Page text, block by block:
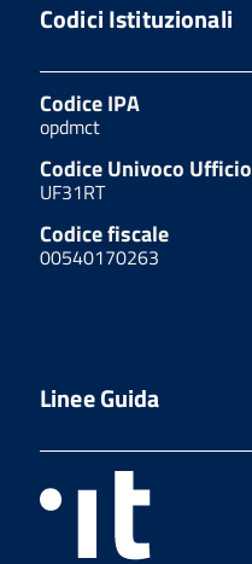
Codici Istituzionali
Codice IPA
opdmct
Codice Univoco Ufficio
UF31RT
Codice fiscale
00540170263
Linee Guida